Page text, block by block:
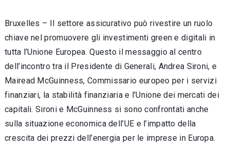
Bruxelles – Il settore assicurativo può rivestire un ruolo
chiave nel promuovere gli investimenti green e digitali in
tutta l’Unione Europea. Questo il messaggio al centro
dell’incontro tra il Presidente di Generali, Andrea Sironi, e
Mairead McGuinness, Commissario europeo per i servizi
finanziari, la stabilità finanziaria e l’Unione dei mercati dei
capitali. Sironi e McGuinness si sono confrontati anche
sulla situazione economica dell’UE e l’impatto della
crescita dei prezzi dell’energia per le imprese in Europa.